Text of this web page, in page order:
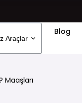
Araçlar
Blog
Maaşları